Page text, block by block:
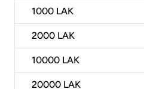
1000 LAK
2000 LAK
10000 LAK
20000 LAK